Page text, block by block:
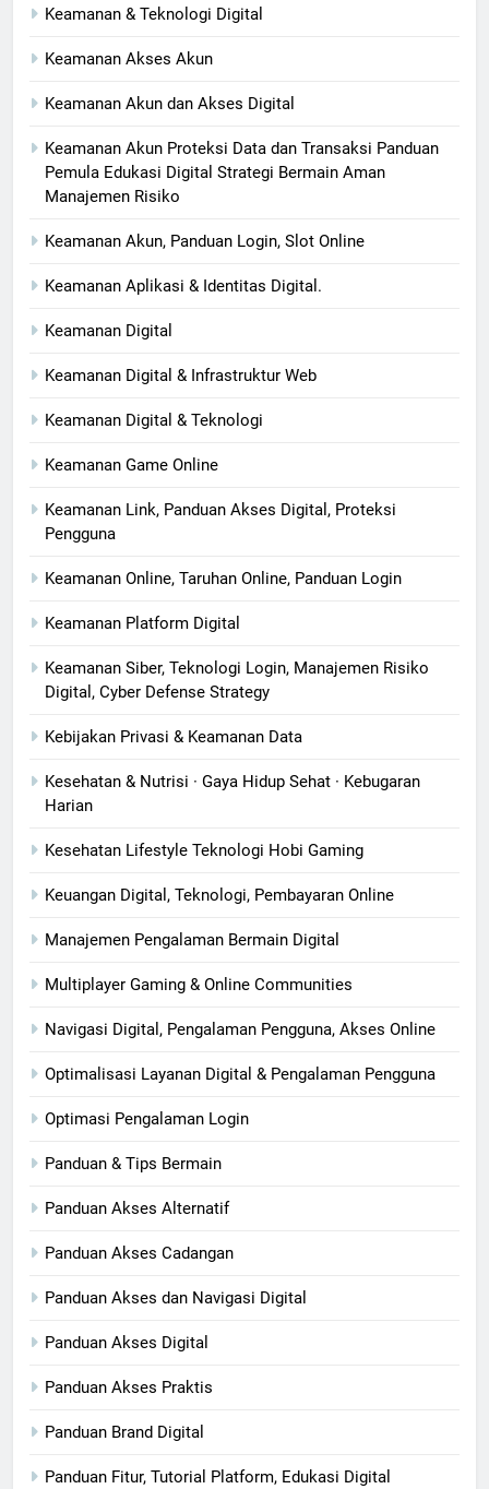
Keamanan & Teknologi Digital
Keamanan Akses Akun
Keamanan Akun dan Akses Digital
Keamanan Akun Proteksi Data dan Transaksi Panduan
Pemula Edukasi Digital Strategi Bermain Aman
Manajemen Risiko
Keamanan Akun, Panduan Login, Slot Online
Keamanan Aplikasi & Identitas Digital.
Keamanan Digital
Keamanan Digital & Infrastruktur Web
Keamanan Digital & Teknologi
Keamanan Game Online
Keamanan Link, Panduan Akses Digital, Proteksi
Pengguna
Keamanan Online, Taruhan Online, Panduan Login
Keamanan Platform Digital
Keamanan Siber, Teknologi Login, Manajemen Risiko
Digital, Cyber Defense Strategy
Kebijakan Privasi & Keamanan Data
Kesehatan & Nutrisi · Gaya Hidup Sehat · Kebugaran
Harian
Kesehatan Lifestyle Teknologi Hobi Gaming
Keuangan Digital, Teknologi, Pembayaran Online
Manajemen Pengalaman Bermain Digital
Multiplayer Gaming & Online Communities
Navigasi Digital, Pengalaman Pengguna, Akses Online
Optimalisasi Layanan Digital & Pengalaman Pengguna
Optimasi Pengalaman Login
Panduan & Tips Bermain
Panduan Akses Alternatif
Panduan Akses Cadangan
Panduan Akses dan Navigasi Digital
Panduan Akses Digital
Panduan Akses Praktis
Panduan Brand Digital
Panduan Fitur, Tutorial Platform, Edukasi Digital